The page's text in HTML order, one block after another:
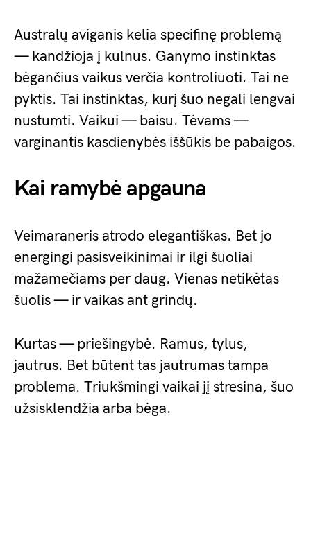
Australų aviganis kelia specifinę problemą
— kandžioja į kulnus. Ganymo instinktas
bėgančius vaikus verčia kontroliuoti. Tai ne
pyktis. Tai instinktas, kurį šuo negali lengvai
nustumti. Vaikui — baisu. Tėvams —
varginantis kasdienybės iššūkis be pabaigos.
Kai ramybė apgauna
Veimaraneris atrodo elegantiškas. Bet jo
energingi pasisveikinimai ir ilgi šuoliai
mažamečiams per daug. Vienas netikėtas
šuolis — ir vaikas ant grindų.
Kurtas — priešingybė. Ramus, tylus,
jautrus. Bet būtent tas jautrumas tampa
problema. Triukšmingi vaikai jį stresina, šuo
užsisklendžia arba bėga.